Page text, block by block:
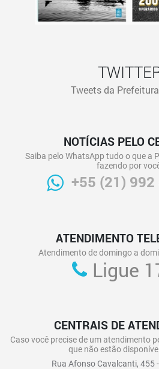
Tweets da
NOTÍCIAS PELO
Saiba pelo WhatsApp tudo o que a
fazendo por
+55 (21)
ATENDIMENTO
Atendimento de domingo a
Ligue
CENTRAIS DE
Caso você precise de um atendimento
que não estão
Rua Afonso Cavalcanti, 455